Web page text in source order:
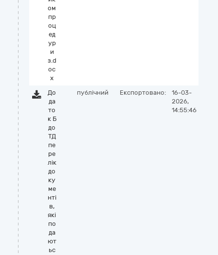
ом
пр
оц
ед
ур
и
з.d
oc
x
До
да
то
к Б
до
ТД
пе
ре
лік
до
ку
ме
нті
в,
які
по
да
ют
ьс
публічний Експортовано:
16-03-
2026,
14:55:46